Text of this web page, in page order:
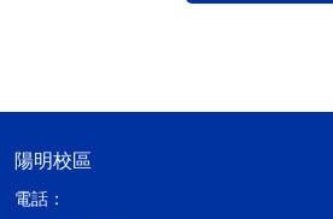
陽明校區
電話：